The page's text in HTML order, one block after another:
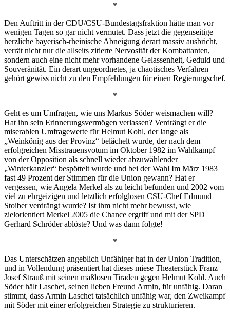
*
Den Auftritt in der CDU/CSU-Bundestagsfraktion hätte man vor
wenigen Tagen so gar nicht vermutet. Dass jetzt die gegenseitige
herzliche bayerisch-rheinische Abneigung derart massiv ausbricht,
verrät nicht nur die allseits zitierte Nervosität der Kombattanten,
sondern auch eine nicht mehr vorhandene Gelassenheit, Geduld und
Souveränität. Ein derart ungeordnetes, ja chaotisches Verfahren
gehört gewiss nicht zu den Empfehlungen für einen Regierungschef.
*
Geht es um Umfragen, wie uns Markus Söder weismachen will?
Hat ihn sein Erinnerungsvermögen verlassen? Verdrängt er die
miserablen Umfragewerte für Helmut Kohl, der lange als
„Weinkönig aus der Provinz“ belächelt wurde, der nach dem
erfolgreichen Misstrauensvotum im Oktober 1982 im Wahlkampf
von der Opposition als schnell wieder abzuwählender
„Winterkanzler“ bespöttelt wurde und bei der Wahl Im März 1983
fast 49 Prozent der Stimmen für die Union gewann? Hat er
vergessen, wie Angela Merkel als zu leicht befunden und 2002 vom
viel zu ehrgeizigen und letztlich erfolglosen CSU-Chef Edmund
Stoiber verdrängt wurde? Ist ihm nicht mehr bewusst, wie
zielorientiert Merkel 2005 die Chance ergriff und mit der SPD
Gerhard Schröder ablöste? Und was dann folgte!
*
Das Unterschätzen angeblich Unfähiger hat in der Union Tradition,
und in Vollendung präsentiert hat dieses miese Theaterstück Franz
Josef Strauß mit seinen maßlosen Tiraden gegen Helmut Kohl. Auch
Söder hält Laschet, seinen lieben Freund Armin, für unfähig. Daran
stimmt, dass Armin Laschet tatsächlich unfähig war, den Zweikampf
mit Söder mit einer erfolgreichen Strategie zu strukturieren.